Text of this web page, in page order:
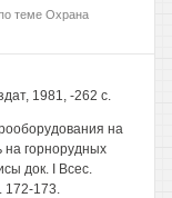
теме Охрана
1981, -262 с.
на
горнорудных
док. I Всес.
172-173.